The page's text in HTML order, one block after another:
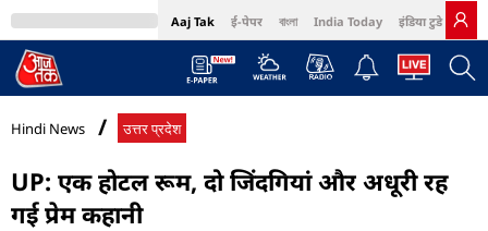
Aaj Tak ई-पेपर বাংলা India Today इंडिया टुडे हिंदी
MumbaiTak Cosmopolitan Harper's Bazaar Northeast
Hindi News उत्तर प्रदेश
UP: एक होटल रूम, दो जिंदगियां और अधूरी रह
गई प्रेम कहानी